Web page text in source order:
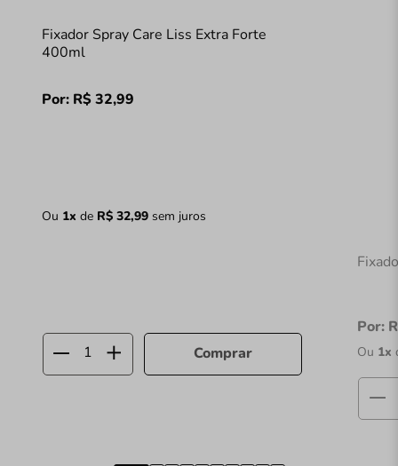
Fixador Spray Care Liss Extra Forte
400ml
Por: R$32,99
Ou 1x de R$ 32,99sem juros
Comprar
Por:
Ou 1x